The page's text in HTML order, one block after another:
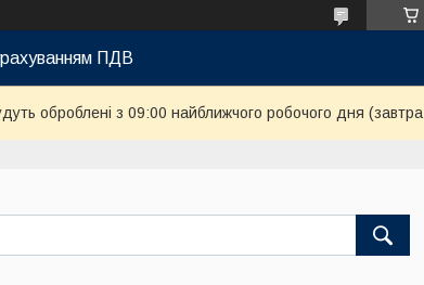
урахуванням ПДВ
оброблені з 09:00 найближчого робочого дня